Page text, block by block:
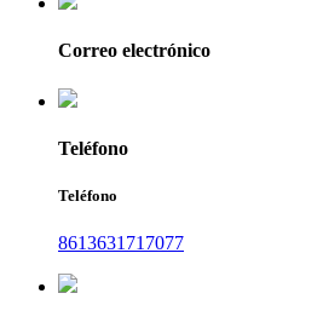
Correo electrónico
Teléfono
Teléfono
8613631717077